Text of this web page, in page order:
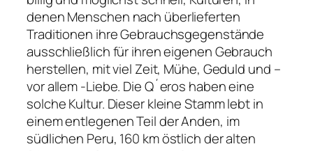
denen Menschen nach überlieferten
Traditionen ihre Gebrauchsgegenstände
aus­schließlich für ihren eigenen Gebrauch
herstellen, mit viel Zeit, Mühe, Geduld und –
vor allem -Liebe. Die Q´eros haben eine
solche Kultur. Dieser kleine Stamm lebt in
einem entlegenen Teil der Anden, im
südlichen Peru, 160 km östlich der alten